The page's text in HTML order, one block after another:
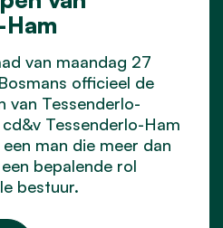
van maandag 27
officieel de
van Tessenderlo-
Tessenderlo-Ham
man die meer dan
bepalende rol
bestuur.